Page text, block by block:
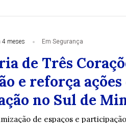
4 meses Em Segurança
de Três
e reforça ações
no Sul de
de espaços e